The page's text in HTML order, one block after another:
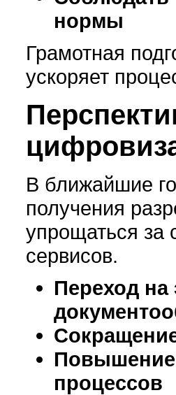
нормы
Грамотная
ускоряет
В ближайшие
получения
упрощаться за
сервисов.
Переход
Повышение
процессов